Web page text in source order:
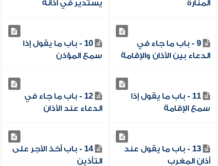
المنارة
يستدير في أذانه
9 - باب ما جاء في
الدعاء بين الأذان والإقامة
10 - باب ما يقول إذا
سمع المؤذن
11 - باب ما يقول إذا
سمع الإقامة
12 - باب ما جاء في
الدعاء عند الأذان
13 - باب ما يقول عند
أذان المغرب
14 - باب أخذ الأجر على
التأذين